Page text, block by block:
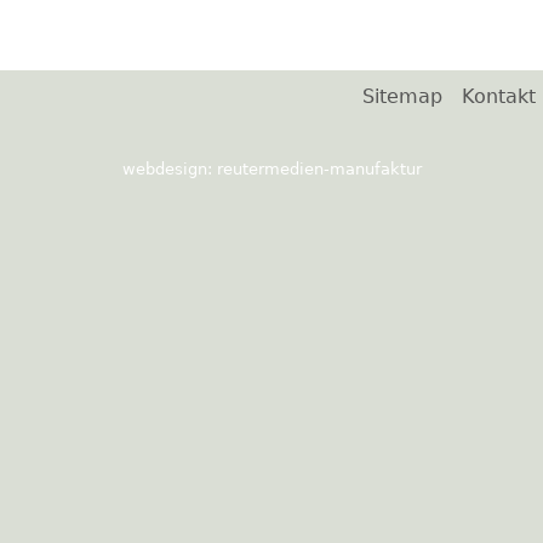
Sitemap Kontakt
webdesign: reutermedien-manufaktur